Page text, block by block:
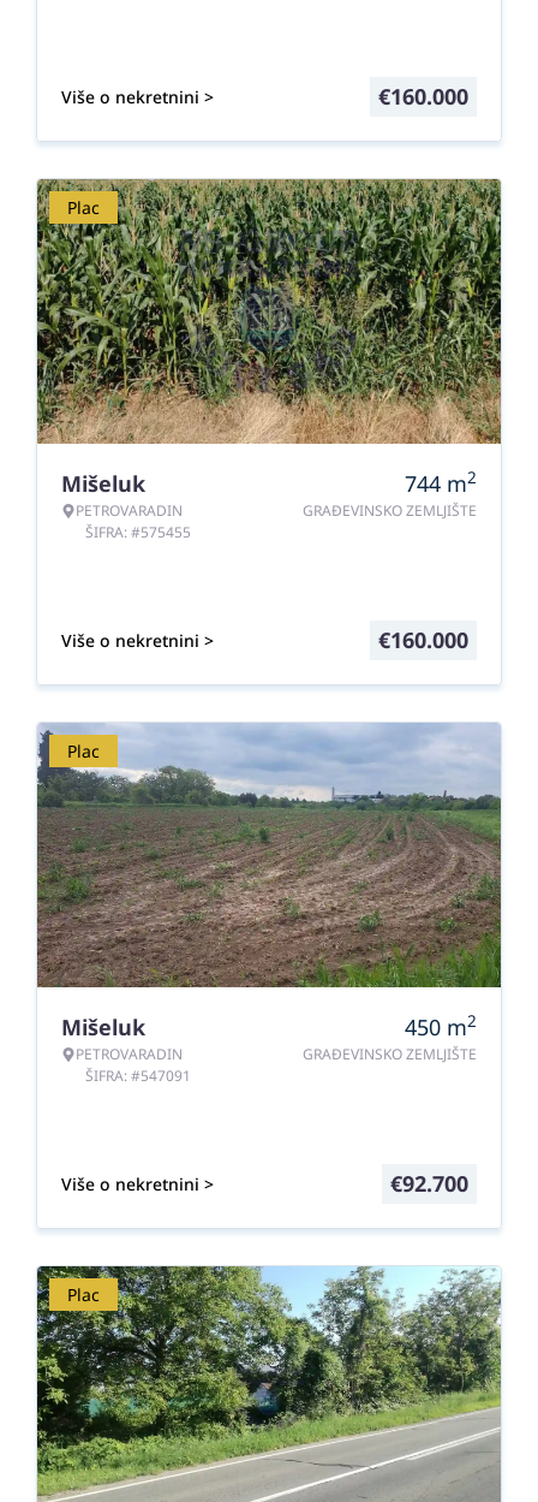
Više o nekretnini > €160.000
Plac
Mišeluk
PETROVARADIN
ŠIFRA: #575455
744 m2
GRAĐEVINSKO ZEMLJIŠTE
Više o nekretnini > €160.000
Plac
Mišeluk
PETROVARADIN
ŠIFRA: #547091
450 m2
GRAĐEVINSKO ZEMLJIŠTE
Više o nekretnini > €92.700
Plac